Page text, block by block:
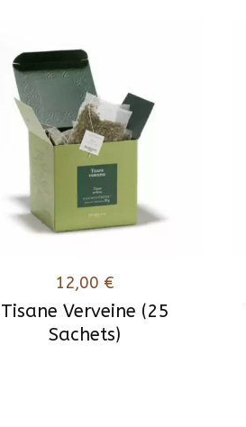
Tisane Verveine (25
Sachets)
12,00 €